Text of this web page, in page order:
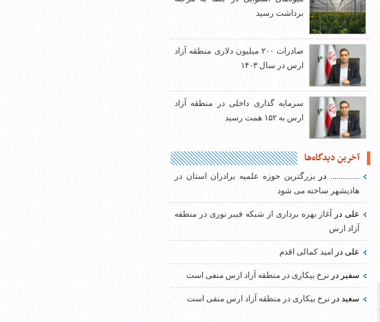
برداشت رسید
صادرات ۲۰۰ میلیون دلاری منطقه آزاد
ارس در سال ۱۴۰۳
سرمایه گذاری داخلی در منطقه آزاد
ارس به ۱۵۲ همت رسید
آخرین دیدگاه‌ها
.............. دربزرگترین حوزه علمیه برادران استان در
هادیشهر ساخته می شود
علیدر
آغاز بهره برداری از شبکه فیبر نوری در منطقه
آزاد ارس
علی در امید کمالی اقدم
سفیر در نرخ بیکاری در منطقه آزاد ارس منفی است
سعید در نرخ بیکاری در منطقه آزاد ارس منفی است